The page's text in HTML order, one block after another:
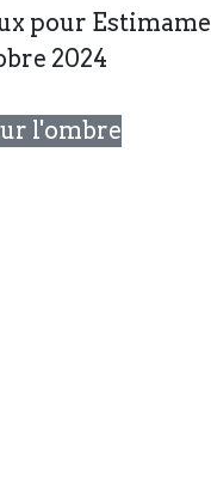
pour Estimame
2024
l'ombre